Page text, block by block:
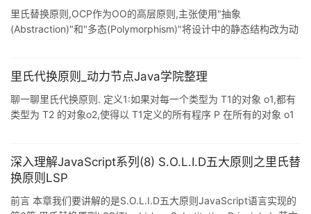
里氏替换原则,OCP作为OO的高层原则,主张使用"抽象
(Abstraction)"和"多态(Polymorphism)"将设计中的静态结构改为动
法,但是不能覆盖父类的非抽象方法. 子类中可以增加自己特有的方
要比父类方法的输入参数更
里氏代换原则_动力节点Java学院整理
聊一聊里氏代换原则. 定义1:如果对每一个类型为 T1的对象 o1,都有
类型为 T2 的对象o2,使得以 T1定义的所有程序 P 在所有的对象 o1
象. 问题由来:有一功能P1,由类A完成.现需要将功能P1进行扩展,扩展
后的功能为P,其中P由原有功能P1与新功能P2组成.新功能P由类A的
能
深入理解JavaScript系列(8) S.O.L.I.D五大原则之里氏替
换原则LSP
前言 本章我们要讲解的是S.O.L.I.D五大原则JavaScript语言实现的